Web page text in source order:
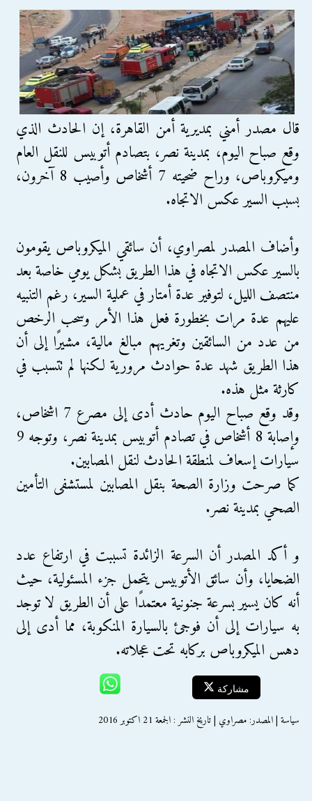
قال مصدر أمني بمديرية أمن القاهرة، إن الحادث الذي
وقع صباح اليوم، بمدينة نصر، بتصادم أتوبيس للنقل العام
وميكروباص، وراح ضحيته 7 أشخاص وأصيب 8 آخرون،
بسبب السير عكس الاتجاه.
وأضاف المصدر لمصراوي، أن سائقي الميكروباص يقومون
بالسير عكس الاتجاه في هذا الطريق بشكل يومي خاصة بعد
منتصف الليل، لتوفير عدة أمتار في عملية السير، رغم التنبيه
عليهم عدة مرات بخطورة فعل هذا الأمر وسحب الرخص
من عدد من السائقين وتغريهم مبالغ مالية، مشيرًا إلى أن
هذا الطريق شهد عدة حوادث مرورية لكنها لم تتسبب في
كارثة مثل هذه.
وقد وقع صباح اليوم حادث أدى إلى مصرع 7 اشخاص،
وإصابة 8 أشخاص في تصادم أتوبيس بمدينة نصر، وتوجه 9
سيارات إسعاف لمنطقة الحادث لنقل المصابين.
كما صرحت وزارة الصحة بنقل المصابين لمستشفى التأمين
الصحي بمدينة نصر.
و أكد المصدر أن السرعة الزائدة تسببت في ارتفاع عدد
الضحايا، وأن سائق الأتوبيس يتحمل جزء المسئولية، حيث
أنه كان يسير بسرعة جنونية معتمدًا على أن الطريق لا توجد
به سيارات إلى أن فوجئ بالسيارة المنكوبة، مما أدى إلى
دهس الميكروباص بركابه تحت عجلاته.
مشاركة
سياسة | المصدر: مصراوي | تاريخ النشر : الجمعة 21 اكتوبر 2016